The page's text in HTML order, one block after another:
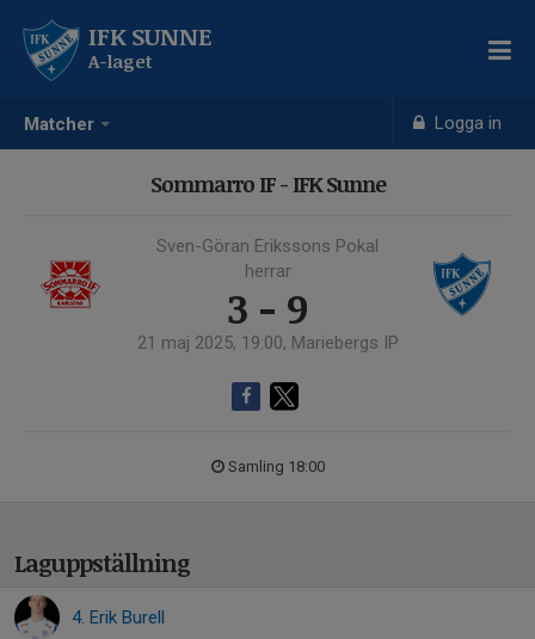
Matcher Logga in
IFK SUNNE
A-laget
Sommarro IF - IFK Sunne
Sven-Göran Erikssons Pokal
herrar
3 - 9
21 maj 2025, 19:00, Mariebergs IP
Samling 18:00
Laguppställning
4. Erik Burell